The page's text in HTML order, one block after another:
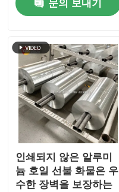
실버 골드 호일 밀폐 보
존 의료 포장 배리어 호
문의 보내기
인쇄되지 않은 알루미
늄 호일 선불 화물은 우
수한 장벽을 보장하는